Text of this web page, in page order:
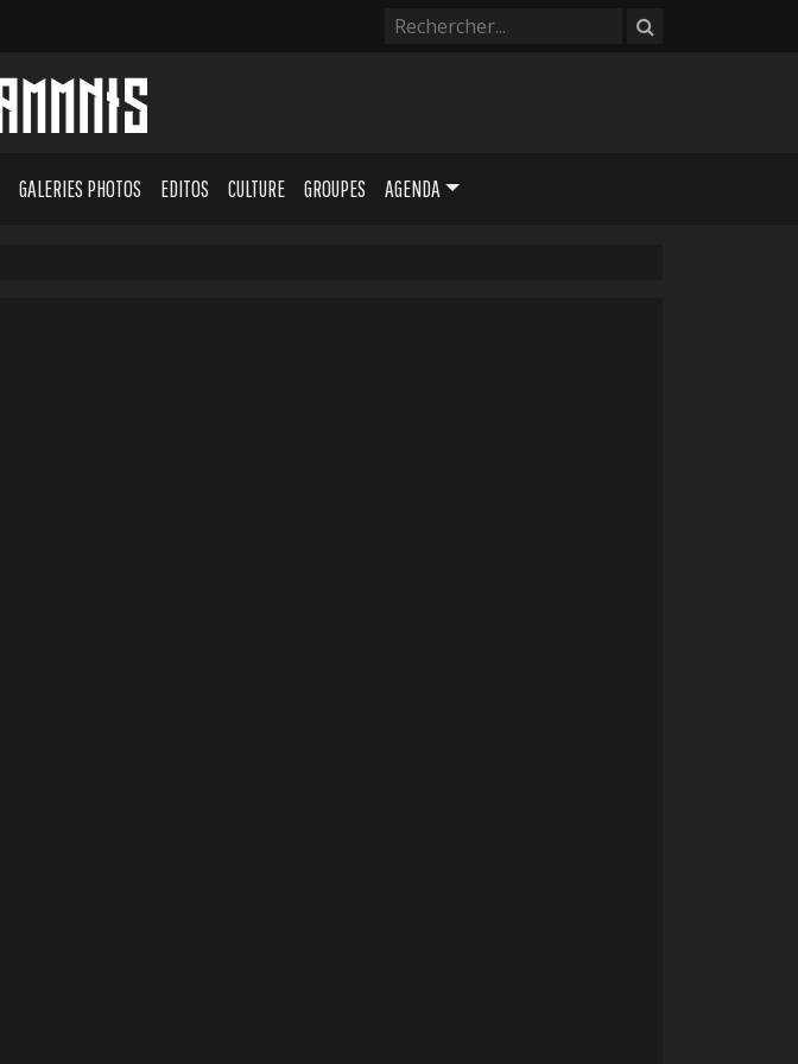
GALERIES PHOTOS EDITOS CULTURE GROUPES AGENDA